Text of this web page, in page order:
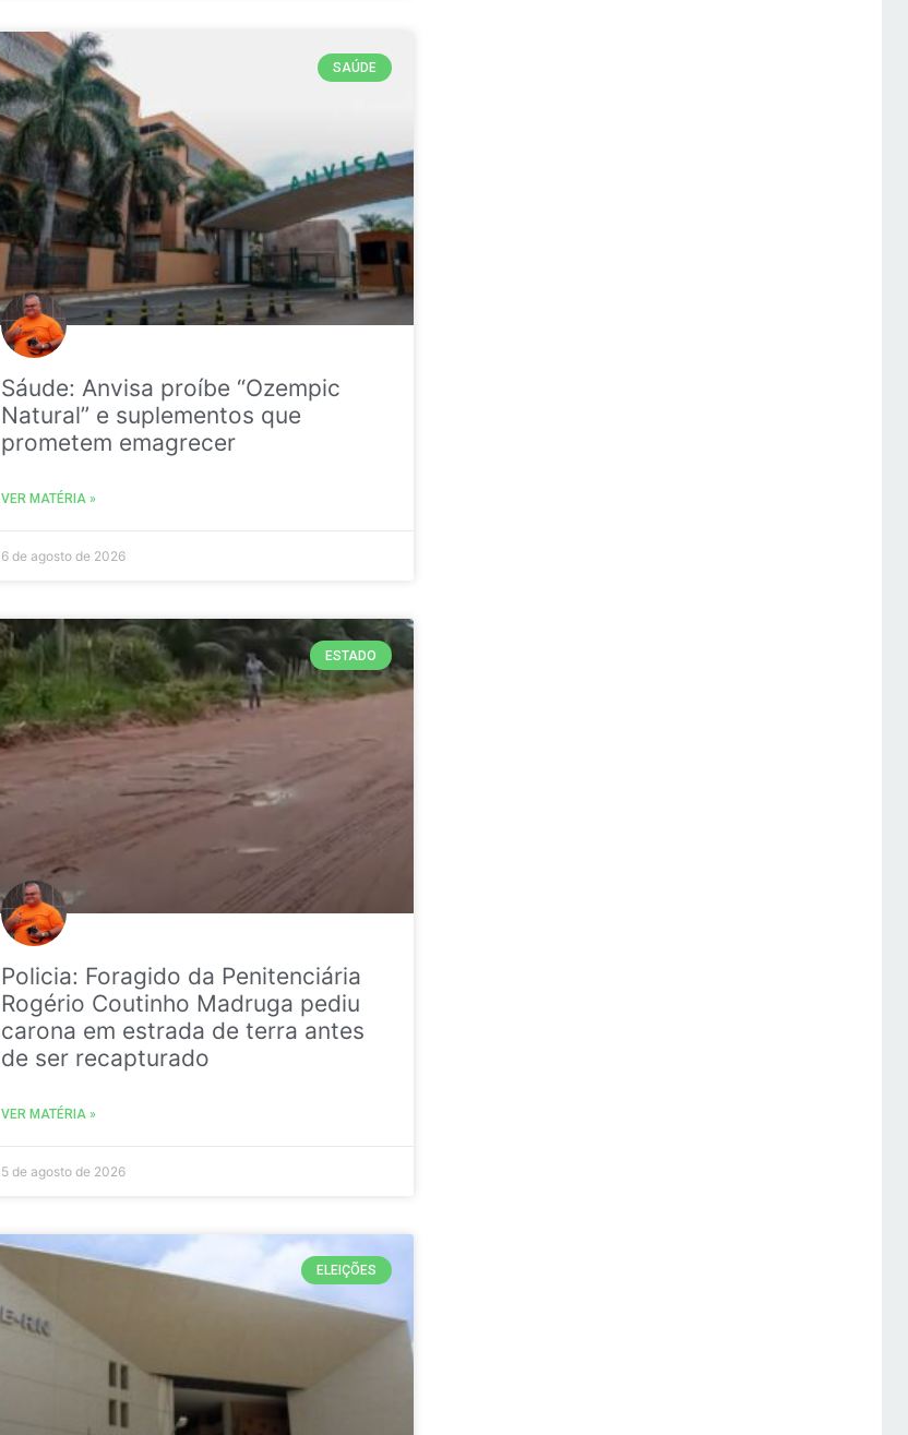
SAÚDE
Sáude: Anvisa proíbe “Ozempic
Natural” e suplementos que
prometem emagrecer
VER MATÉRIA »
6 de agosto de 2026
ESTADO
Policia: Foragido da Penitenciária
Rogério Coutinho Madruga pediu
carona em estrada de terra antes
de ser recapturado
VER MATÉRIA »
5 de agosto de 2026
ELEIÇÕES